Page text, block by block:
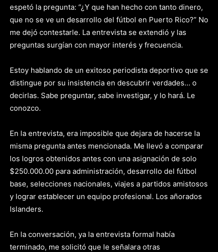
espetó la pregunta: “¿Y que han hecho con tanto dinero,
que no se ve un desarrollo del fútbol en Puerto Rico?” No
me dejó contestarle. La entrevista se extendió y las
preguntas surgían con mayor interés y frecuencia.
Estoy hablando de un exitoso periodista deportivo que se
distingue por su insistencia en descubrir verdades… o
decirlas. Sabe preguntar, sabe investigar, y lo hará. Le
conozco.
En la entrevista, era imposible que dejara de hacerse la
misma pregunta antes mencionada. Me llevó a comparar
los logros obtenidos antes con una asignación de solo
$250.000.00 para administración, desarrollo del fútbol
base, selecciones nacionales, viajes a partidos amistosos
y lograr establecer un equipo profesional. Los añorados
Islanders.
En la conversación, ya la entrevista formal había
terminado, me solicitó que le señalara otras